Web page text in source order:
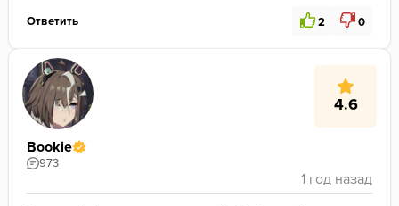
Ответить 2 0
4.6
Bookie
973